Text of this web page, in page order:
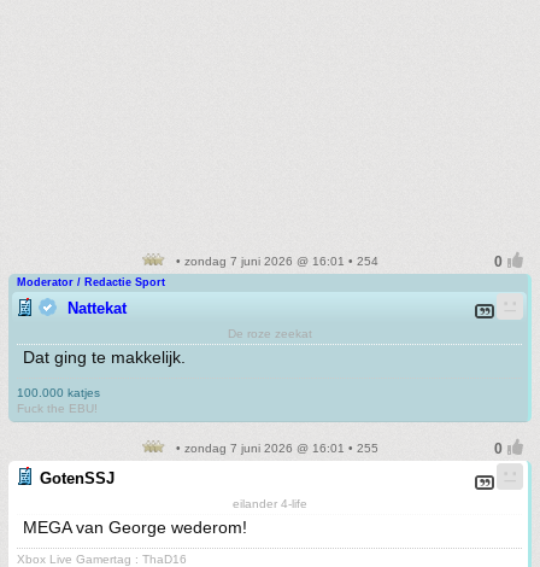
• zondag 7 juni 2026 @ 16:01 • 254
Moderator / Redactie Sport
Nattekat
De roze zeekat
Dat ging te makkelijk.
100.000 katjes
Fuck the EBU!
• zondag 7 juni 2026 @ 16:01 • 255
GotenSSJ
eilander 4-life
MEGA van George wederom!
Xbox Live Gamertag : ThaD16